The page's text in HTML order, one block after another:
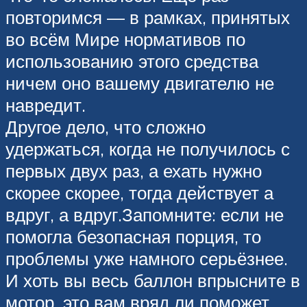
повторимся — в рамках, принятых
во всём Мире нормативов по
использованию этого средства
ничем оно вашему двигателю не
навредит.
Другое дело, что сложно
удержаться, когда не получилось с
первых двух раз, а ехать нужно
скорее скорее, тогда действует а
вдруг, а вдруг.Запомните: если не
помогла безопасная порция, то
проблемы уже намного серьёзнее.
И хоть вы весь баллон впрысните в
мотор, это вам вряд ли поможет.